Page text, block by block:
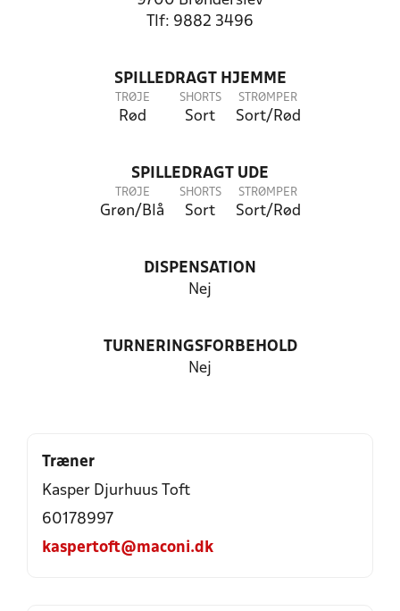
Tlf: 9882 3496
SPILLEDRAGT HJEMME
TRØJE
Rød
SHORTS
Sort
STRØMPER
Sort/Rød
SPILLEDRAGT UDE
TRØJE
Grøn/Blå
SHORTS
Sort
STRØMPER
Sort/Rød
DISPENSATION
Nej
TURNERINGSFORBEHOLD
Nej
Træner
Kasper Djurhuus Toft
60178997
kaspertoft@maconi.dk